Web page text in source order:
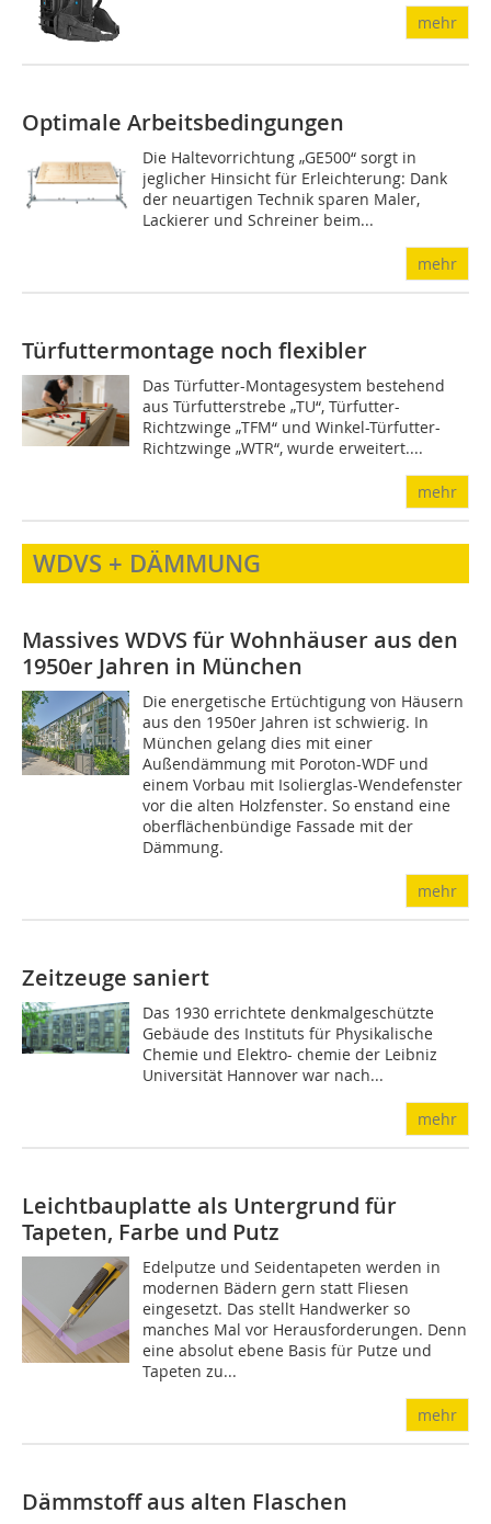
mehr
Optimale Arbeitsbedingungen
Die Haltevorrichtung „GE­500“ sorgt in
jeglicher Hinsicht für Erleichterung: Dank
der neuartigen Technik sparen Maler,
Lackierer und Schreiner beim...
mehr
Türfuttermontage noch flexibler
Das Türfutter-Montagesystem bestehend
aus Türfutterstrebe „TU“, Türfutter-
Richtzwinge „TFM“ und Winkel-Türfutter-
Richtzwinge „WTR“, wurde erweitert....
mehr
WDVS + DÄMMUNG
Massives WDVS für Wohnhäuser aus den
1950er Jahren in München
Die energetische Ertüchtigung von Häusern
aus den 1950er Jahren ist schwierig. In
München gelang dies mit einer
Außendämmung mit Poroton-WDF und
einem Vorbau mit Isolierglas-Wendefenster
vor die alten Holzfenster. So enstand eine
oberflächenbündige Fassade mit der
Dämmung.
mehr
Zeitzeuge saniert
Das 1930 errichtete denkmalgeschützte
Gebäude des Instituts für Physikalische
Chemie und Elektro- chemie der Leibniz
Universität Hannover war nach...
mehr
Leichtbauplatte als Untergrund für
Tapeten, Farbe und Putz
Edelputze und Seidentapeten werden in
modernen Bädern gern statt Fliesen
eingesetzt. Das stellt Handwerker so
manches Mal vor Herausforderungen. Denn
eine absolut ebene Basis für Putze und
Tapeten zu...
mehr
Dämmstoff aus alten Flaschen